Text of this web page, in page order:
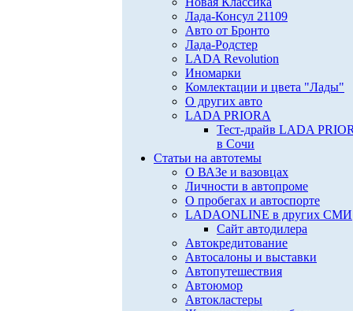
Лада-Консул 21109
Авто от Бронто
Лада-Родстер
LADA Revolution
Иномарки
Комлектации и цвета "Лады"
О других авто
LADA PRIORA
Тест-драйв LADA
в Сочи
Статьи на автотемы
О ВАЗе и вазовцах
Личности в автопроме
О пробегах и автоспорте
LADAONLINE в других СМИ
Сайт автодилера
Автокредитование
Автосалоны и выставки
Автопутешествия
Автоюмор
Автокластеры